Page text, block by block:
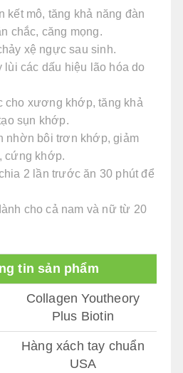
kết mô, tăng khả năng đàn
chắc, căng mọng.
xệ ngực sau sinh.
lùi các dấu hiệu lão hóa do
cho xương khớp, tăng khả
sụn khớp.
nhờn bôi trơn khớp, giảm
cứng khớp.
2 lần trước ăn 30 phút để
cho cả nam và nữ từ 20
tin sản phẩm
Collagen Youtheory
Plus Biotin
Hàng xách tay chuẩn
USA